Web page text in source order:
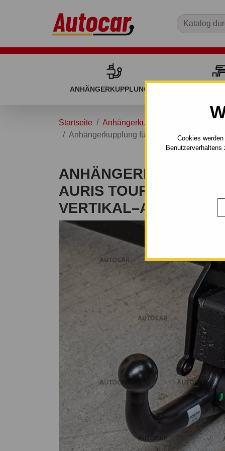
Cookies
ANHÄNGERKUPPLUNGEN
Startseite Anhängerkupplungen
Anhängerkupplung für Toyota AURIS
AURIS TOURING -
VERTIKAL–AHK